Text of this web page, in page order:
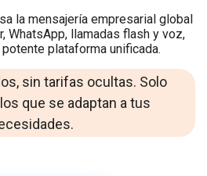
la mensajería empresarial global
WhatsApp, llamadas flash y voz,
plataforma unificada.
sin tarifas ocultas. Solo
que se adaptan a tus